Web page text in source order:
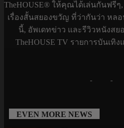
TheHOUSE® ให้คุณได้เล่นกันฟรีๆ
เรื่องสั้นสยองขวัญ ที่ว่ากันว่า ห
นี้, อัพเดทข่าว และรีวิวหนังส
TheHOUSE TV รายการบันเทิ
EVEN MORE NEWS